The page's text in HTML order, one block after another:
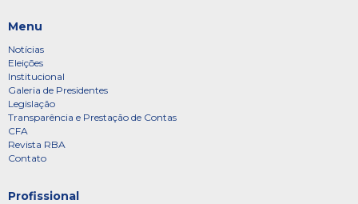
Menu
Notícias
Eleições
Institucional
Galeria de Presidentes
Legislação
Transparência e Prestação de Contas
CFA
Revista RBA
Contato
Profissional